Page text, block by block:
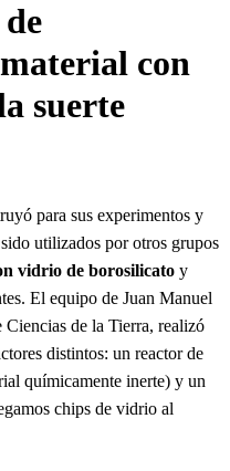
con
suerte
para sus experimentos y
utilizados por otros grupos
vidrio de borosilicato y
El equipo de Juan Manuel
de la Tierra, realizó
distintos: un reactor de
químicamente inerte) y un
chips de vidrio al